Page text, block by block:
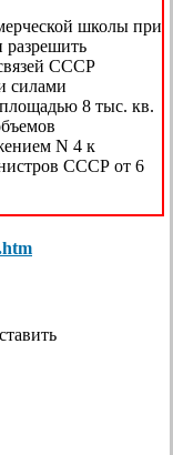
школы при
разрешить
СССР
силами
8 тыс. кв.
N 4 к
СССР от 6